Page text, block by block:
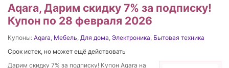
Aqara, Дарим скидку 7% за подписку!
Купон по 28 февраля 2026
Купоны: Aqara, Мебель, Для дома, Электроника, Бытовая техника
Срок истек, но может ещё действовать
Дарим скидку 7% за подписку! Купон Aqara на